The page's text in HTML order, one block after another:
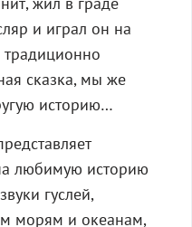
и играл он на
сказка, мы же
историю…
любимую историю
гуслей,
морям и океанам,